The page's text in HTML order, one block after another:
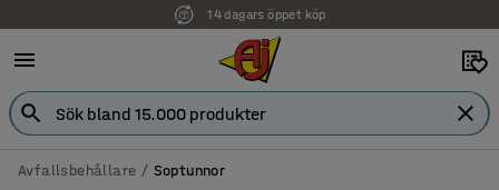
14 dagars öppet köp
Avfallsbehållare Soptunnor